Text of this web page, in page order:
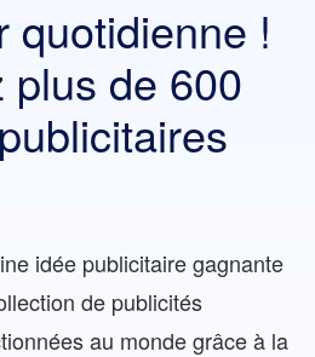
quotidienne !
plus de 600
idée publicitaire gagnante
de publicités
au monde grâce à la